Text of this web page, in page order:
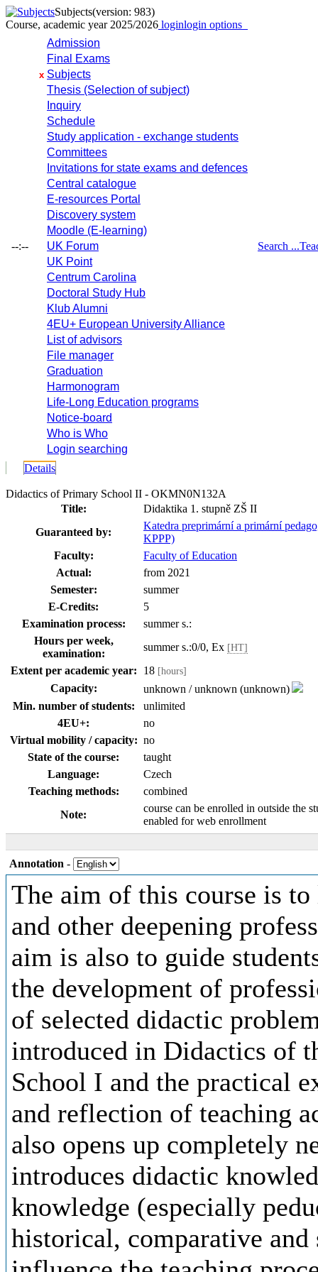
Subjects(version: 983)
Course, academic year 2025/2026 loginlogin options
--:--
Admission
Final Exams
x Subjects
Thesis (Selection of subject)
Inquiry
Schedule
Study application - exchange students
Committees
Invitations for state exams and defences
Central catalogue
E-resources Portal
Discovery system
Moodle (E-learning)
UK Forum
UK Point
Centrum Carolina
Doctoral Study Hub
Klub Alumni
4EU+ European University Alliance
List of advisors
File manager
Graduation
Harmonogram
Life-Long Education programs
Notice-board
Who is Who
Login searching
Search ...
Details
Didactics of Primary School II - OKMN0N132A
Title:
Didaktika 1. stupně ZŠ II
Guaranteed by:
Katedra preprimární a primární
KPPP)
Faculty:
Faculty of Education
Actual:
from 2021
Semester:
summer
E-Credits:
5
Examination process:
summer s.:
Hours per week,
examination:
summer s.:0/0, Ex [HT]
Extent per academic year: 18 [hours]
Capacity:
unknown / unknown (unknown)
Min. number of students:
unlimited
4EU+:
no
Virtual mobility / capacity: no
State of the course:
taught
Language:
Czech
Teaching methods:
combined
Note:
course can be enrolled in outside the
enabled for web enrollment
Annotation -
The aim of this course is to
and other deepening
aim is also to guide
the development of
of selected didactic
introduced in Didactics of
School I and the practical
and reflection of teaching
also opens up completely
introduces didactic
knowledge (especially
historical, comparative